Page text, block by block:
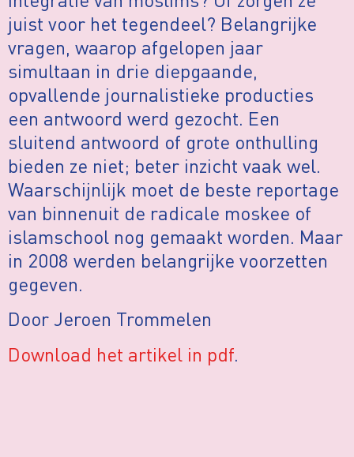
juist voor het tegendeel? Belangrijke
vragen, waarop afgelopen jaar
simultaan in drie diepgaande,
opvallende journalistieke producties
een antwoord werd gezocht. Een
sluitend antwoord of grote onthulling
bieden ze niet; beter inzicht vaak wel.
Waarschijnlijk moet de beste reportage
van binnenuit de radicale moskee of
islamschool nog gemaakt worden. Maar
in 2008 werden belangrijke voorzetten
gegeven.
Door Jeroen Trommelen
Download het artikel in pdf.